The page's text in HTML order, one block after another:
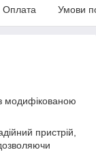
Оплата Умови
модифікованою
пристрій,